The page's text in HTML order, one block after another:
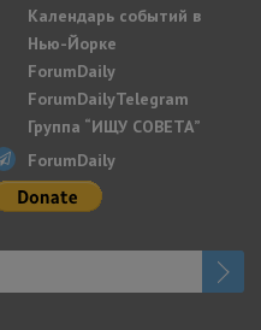
Календарь событий в
Нью-Йорке
ForumDaily
ForumDailyTelegram
Группа “ИЩУ СОВЕТА”
ForumDaily